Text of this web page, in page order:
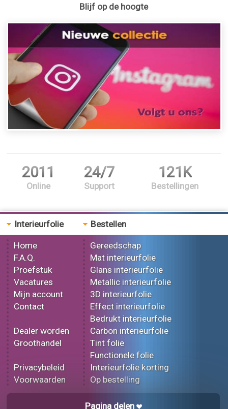
Blijf op de hoogte
2011
Online
24/7
Support
121K
Bestellingen
Interieurfolie
Home
F.A.Q.
Proefstuk
Vacatures
Mijn account
Contact
Dealer worden
Groothandel
Privacybeleid
Voorwaarden
Bestellen
Gereedschap
Mat interieurfolie
Glans interieurfolie
Metallic interieurfolie
3D interieurfolie
Effect interieurfolie
Bedrukt interieurfolie
Carbon interieurfolie
Tint folie
Functionele folie
Interieurfolie korting
Op bestelling
Pagina delen